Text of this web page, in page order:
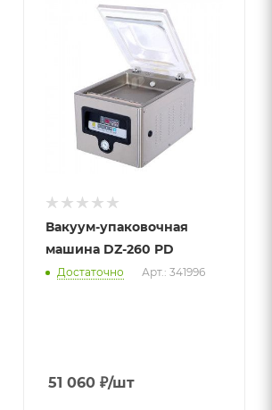
Вакуум-упаковочная
машина DZ-260 PD
Достаточно Арт.: 341996
51 060₽/шт